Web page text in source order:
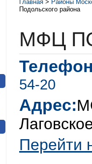
Главная > Районы
Подольского района
МФЦ
54-20
Адрес:
Перейти